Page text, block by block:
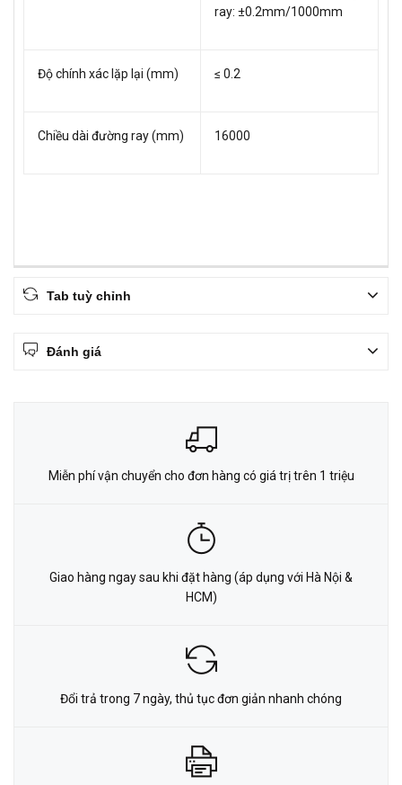
ray: ±0.2mm/1000mm
Độ chính xác lặp lại (mm) ≤ 0.2
Chiều dài đường ray (mm) 16000
Tab tuỳ chỉnh
Đánh giá
Miễn phí vận chuyển cho đơn hàng có giá trị trên 1 triệu
Giao hàng ngay sau khi đặt hàng (áp dụng với Hà Nội &
HCM)
Đổi trả trong 7 ngày, thủ tục đơn giản nhanh chóng